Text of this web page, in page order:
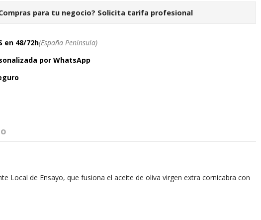
para tu negocio? Solicita tarifa profesional
en 48/72h(España Península)
por WhatsApp
Local de Ensayo, que fusiona el aceite de oliva virgen extra cornicabra con